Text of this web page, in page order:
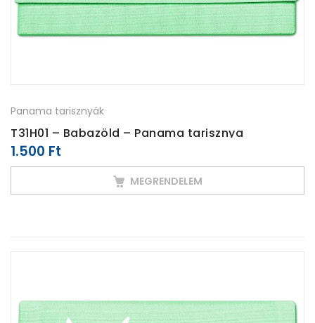
Panama tarisznyák
T31H01 – Babazöld – Panama tarisznya
1.500 Ft
MEGRENDELEM